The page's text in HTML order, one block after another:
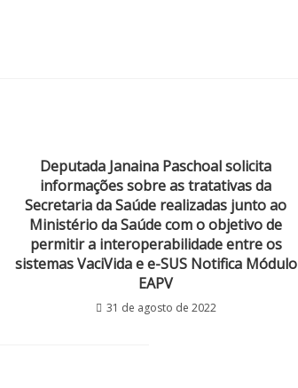
Deputada Janaina Paschoal solicita
informações sobre as tratativas da
Secretaria da Saúde realizadas junto ao
Ministério da Saúde com o objetivo de
permitir a interoperabilidade entre os
sistemas VaciVida e e-SUS Notifica Módulo
EAPV
31 de agosto de 2022